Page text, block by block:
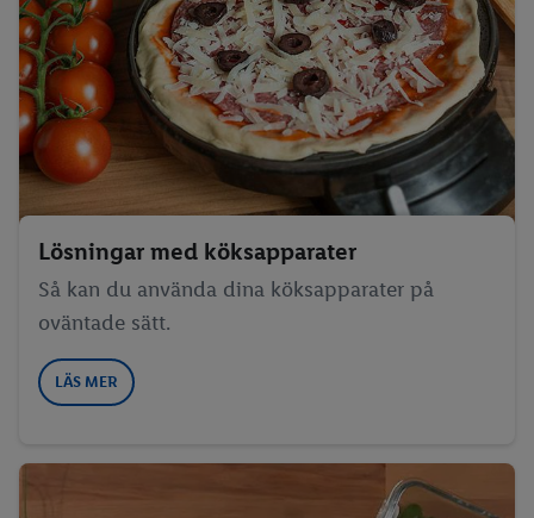
Lösningar med köksapparater
Så kan du använda dina köksapparater på
oväntade sätt.
LÄS MER